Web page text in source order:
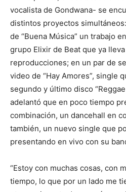
vocalista de Gondwana- se
distintos proyectos
de “Buena Música” un trabajo
grupo Elixir de Beat que ya
reproducciones; en un par de
video de “Hay Amores”, single
segundo y último disco
adelantó que en poco tiempo
combinación, un dancehall en
también, un nuevo single que
presentando en vivo con su
“Estoy con muchas cosas, con
tiempo, lo que por un lado me